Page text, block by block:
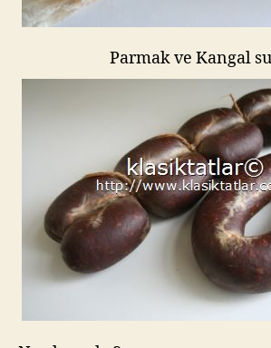
Parmak ve Kangal